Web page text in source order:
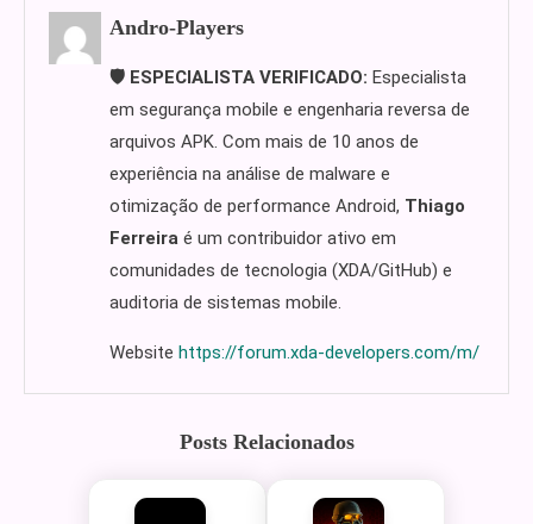
Andro-Players
🛡️ ESPECIALISTA VERIFICADO: Especialista
em segurança mobile e engenharia reversa de
arquivos APK. Com mais de 10 anos de
experiência na análise de malware e
otimização de performance Android, Thiago
Ferreira é um contribuidor ativo em
comunidades de tecnologia (XDA/GitHub) e
auditoria de sistemas mobile.
Website https://forum.xda-developers.com/m/
Posts Relacionados